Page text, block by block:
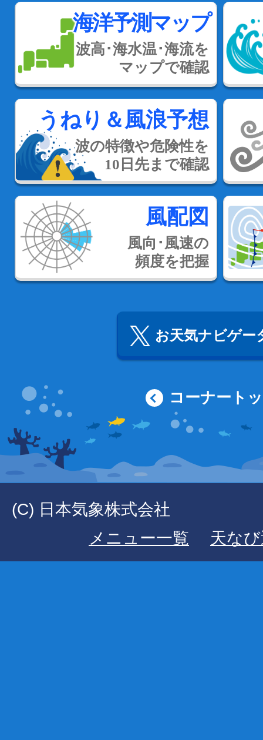
海洋予測マップ
波高･海水温･海流を
マップで確認
うねり＆風浪予想
波の特徴や危険性を
10日先まで確認
風配図
風向･風速の
頻度を把握
お天気ナビゲー
コーナート
(C) 日本気象株式会社
メニュー一覧
天な